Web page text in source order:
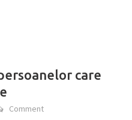
care
Comment